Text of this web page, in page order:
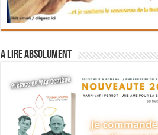
A lire absolument